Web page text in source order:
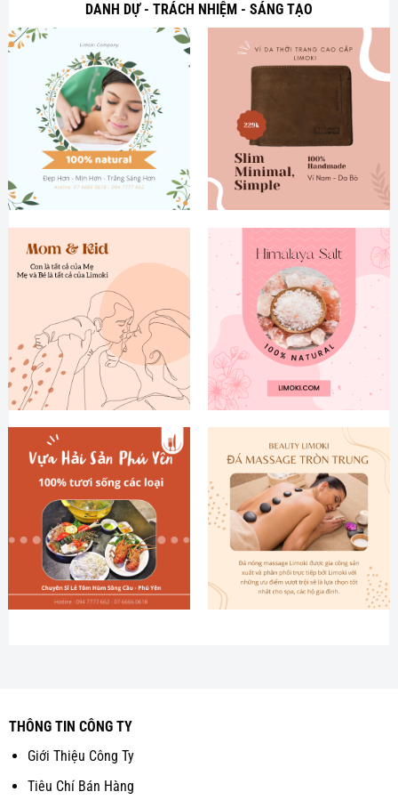
DANH DỰ - TRÁCH NHIỆM - SÁNG TẠO
THÔNG TIN CÔNG TY
Giới Thiệu Công Ty
Tiêu Chí Bán Hàng